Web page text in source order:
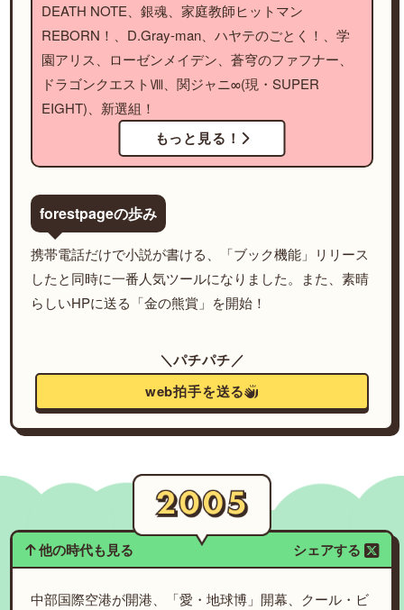
DEATH NOTE、銀魂、家庭教師ヒットマン
REBORN！、D.Gray-man、ハヤテのごとく！、学
園アリス、ローゼンメイデン、蒼穹のファフナー、
ドラゴンクエストⅧ、関ジャニ∞(現・SUPER
EIGHT)、新選組！
もっと見る！
forestpageの歩み
携帯電話だけで小説が書ける、「ブック機能」リリース
したと同時に一番人気ツールになりました。また、素晴
らしいHPに送る「金の熊賞」を開始！
＼パチパチ／
web拍手を送る
他の時代も見る シェアする
中部国際空港が開港、「愛・地球博」開幕、クール・ビ